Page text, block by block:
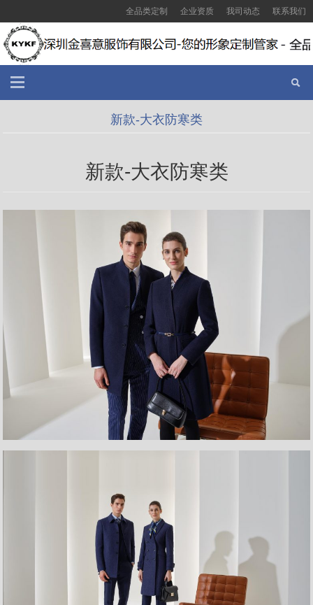
全品类定制 企业资质 我司动态 联系我们
新款-大衣防寒类
新款-大衣防寒类